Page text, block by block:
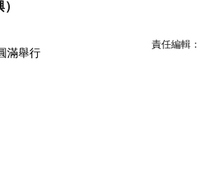
責任編輯：